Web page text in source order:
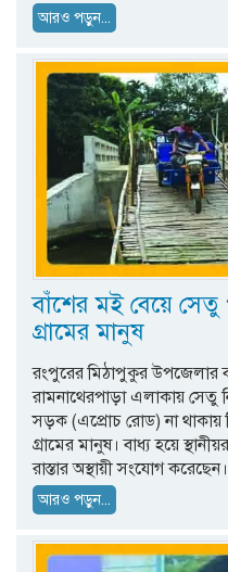
আরও পড়ুন...
বাঁশের মই বেয়ে সেতু
গ্রামের মানুষ
রংপুরের মিঠাপুকুর উপজেলার
রামনাথেরপাড়া এলাকায় সেতু
সড়ক (এপ্রোচ রোড) না থাকায়
গ্রামের মানুষ। বাধ্য হয়ে
রাস্তার অস্থায়ী সংযোগ
আরও পড়ুন...